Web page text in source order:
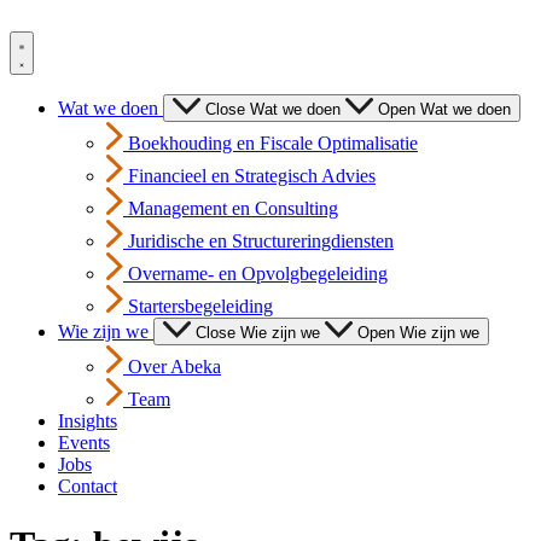
naar
de
Wat we doen
Close Wat we doen Open Wat we doen
Boekhouding en Fiscale Optimalisatie
Financieel en Strategisch Advies
Management en Consulting
Juridische en Structureringdiensten
Overname- en Opvolgbegeleiding
Startersbegeleiding
Wie zijn we
Close Wie zijn we Open Wie zijn we
Over Abeka
Team
Insights
Events
Jobs
Contact